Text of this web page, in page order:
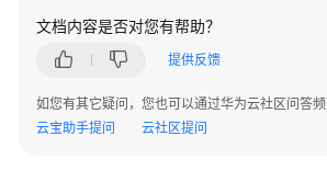
看
不
规
资
文档内容是否对您有帮助？
提供反馈
如您有其它疑问，您也可以通过华为云社区问答
云宝助手提问
云社区提问